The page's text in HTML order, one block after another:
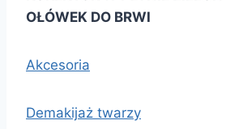
OŁÓWEK DO BRWI
Akcesoria
Demakijaż twarzy